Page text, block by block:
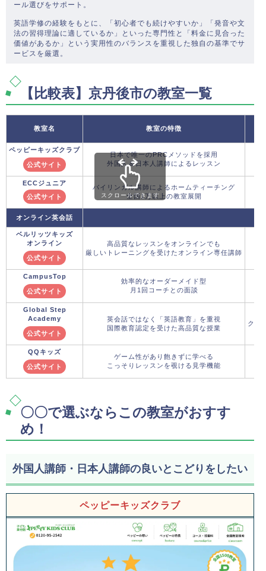
ール選びをサポート。
英語学修の経験をもとに、「初心者でも続けやすいか」「発音や文
法の習得理論に適しているか」といった専門性と「料金に見合った
価値があるか」という実用性のバランスを重視した独自の基準でサ
ービスを厳選。
【比較表】京丹後市の教室一覧
教室名 教室の特徴
ペッピーキッズクラブ
公式サイト
日本で唯一のPRCメソッドを採用
外国人＆日本人講師によるレッスン
ECCジュニア
公式サイト
バイリンガル講師によるホームティーチング
全国1万以上の教室展開
オンライン英会話
ベルリッツキッズ
オンライン
公式サイト
高品質なレッスンをオンラインでも
厳しいトレーニングを受けたオンライン専任講師
CampusTop
公式サイト
効率的なオーダーメイド型
月1回コーチとの面談
Global Step
Academy
公式サイト
英会話ではなく「英語教育」を重視
国際教育認定を受けた高品質な授業
クー
QQキッズ
公式サイト
ゲーム性があり飽きずに学べる
こっそりレッスンを覗ける見学機能
スクロールできます
〇〇で選ぶならこの教室がおすす
め！
外国人講師・日本人講師の良いとこどりをしたい
ペッピーキッズクラブ